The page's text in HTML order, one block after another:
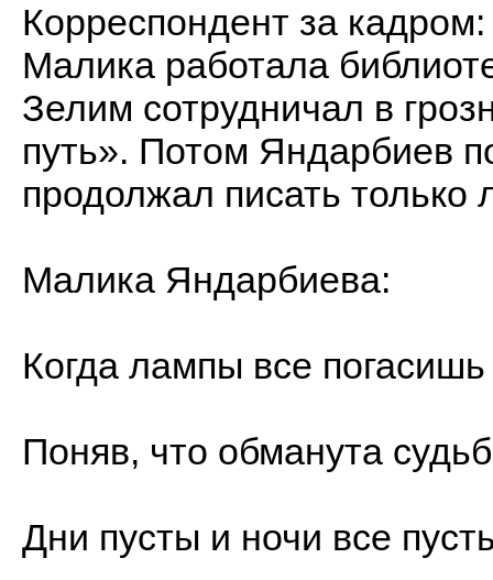
Корреспондент за
Малика работала
Зелим сотрудничал в
путь». Потом Яндарбиев
продолжал писать только
Малика Яндарбиева:
Когда лампы все
Поняв, что обманута
Дни пусты и ночи все